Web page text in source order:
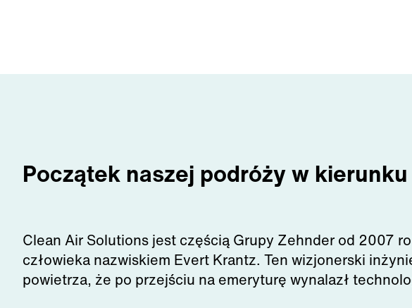
Początek naszej podróży w
Clean Air Solutions jest częścią Grupy Zehnder od 2007
człowieka nazwiskiem Evert Krantz. Ten wizjonerski
powietrza, że po przejściu na emeryturę wynalazł